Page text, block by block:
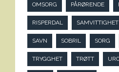
OMSORG PÅRØRENDE
RISPERDAL SAMVITTIGHET
SAVN SOBRIL SORG
TRYGGHET TRØTT